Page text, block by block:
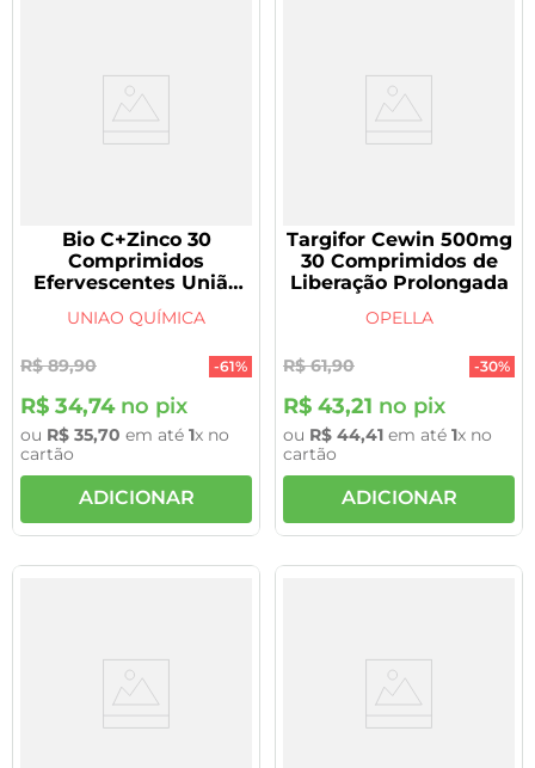
Bio C+Zinco 30
Comprimidos
Efervescentes União
Química
UNIAO QUÍMICA
R$ 89,90 -61%
R$ 34,74no pix
ou R$ 35,70 em até 1x no
cartão
ADICIONAR
Targifor Cewin 500mg
30 Comprimidos de
Liberação Prolongada
OPELLA
R$ 61,90 -30%
R$ 43,21 no pix
ou R$ 44,41 em até 1x no
cartão
ADICIONAR